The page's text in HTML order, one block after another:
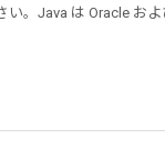
い。Java は Oracle お